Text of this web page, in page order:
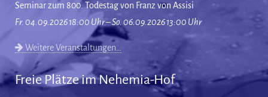
Seminar zum 800. Todestag von Franz von Assisi
Fr. 04.09.2026 18:00 Uhr – So. 06.09.2026 13:00 Uhr
Weitere Veranstaltungen…
Freie Plätze im Nehemia-Hof